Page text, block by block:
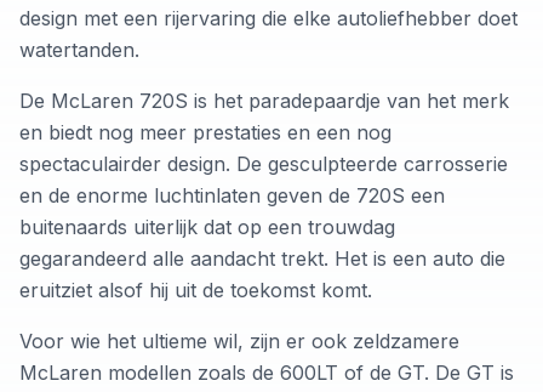
design met een rijervaring die elke autoliefhebber doet
watertanden.
De McLaren 720S is het paradepaardje van het merk
en biedt nog meer prestaties en een nog
spectaculairder design. De gesculpteerde carrosserie
en de enorme luchtinlaten geven de 720S een
buitenaards uiterlijk dat op een trouwdag
gegarandeerd alle aandacht trekt. Het is een auto die
eruitziet alsof hij uit de toekomst komt.
Voor wie het ultieme wil, zijn er ook zeldzamere
McLaren modellen zoals de 600LT of de GT. De GT is